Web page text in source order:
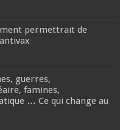
permettrait de
guerres,
famines,
… Ce qui change au